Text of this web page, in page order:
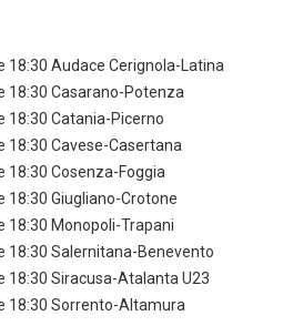
18:30 Audace Cerignola-Latina
18:30 Casarano-Potenza
18:30 Catania-Picerno
18:30 Cavese-Casertana
18:30 Cosenza-Foggia
18:30 Giugliano-Crotone
18:30 Monopoli-Trapani
18:30 Salernitana-Benevento
18:30 Siracusa-Atalanta U23
18:30 Sorrento-Altamura